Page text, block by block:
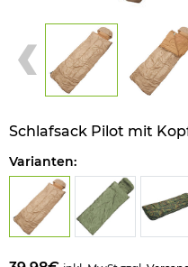
Schlafsack Pilot mit
Varianten: